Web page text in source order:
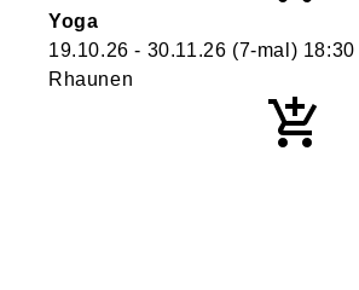
Yoga
19.10.26 - 30.11.26 (7-mal) 18:30
Rhaunen